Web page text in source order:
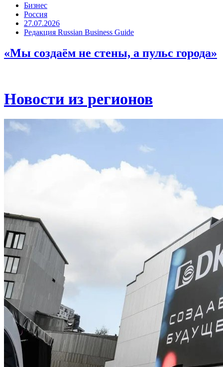
Бизнес
Россия
27.07.2026
Редакция Russian Business Guide
«Мы создаём не стены, а пульс города»
Новости из регионов